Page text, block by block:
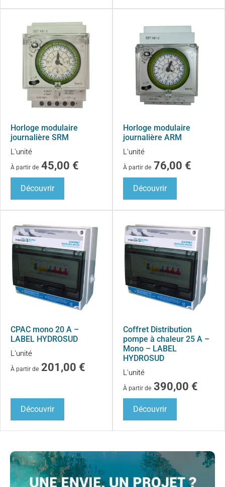
Horloge modulaire
journalière SRM
L'unité
À partir de 45,00 €
Découvrir
Horloge modulaire
journalière ARM
L'unité
À partir de 76,00 €
Découvrir
CPAC mono 20 A –
LABEL HYDROSUD
L'unité
À partir de 201,00 €
Découvrir
Coffret Distribution
pompe à chaleur 25 A –
Mono – LABEL
HYDROSUD
L'unité
À partir de 390,00 €
Découvrir